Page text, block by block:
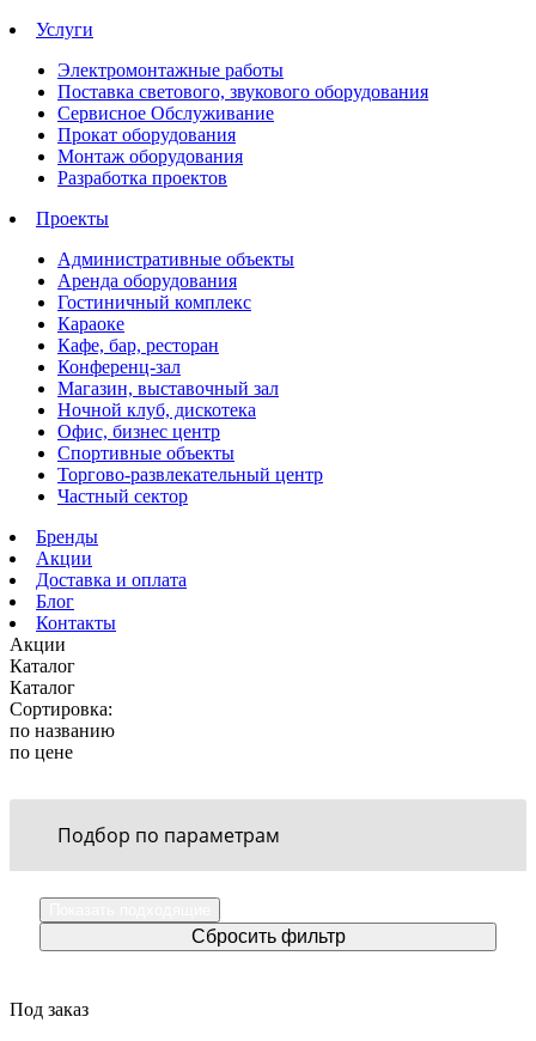
Услуги
Электромонтажные работы
Поставка светового, звукового оборудования
Сервисное Обслуживание
Прокат оборудования
Монтаж оборудования
Разработка проектов
Проекты
Административные объекты
Аренда оборудования
Гостиничный комплекс
Караоке
Кафе, бар, ресторан
Конференц-зал
Магазин, выставочный зал
Ночной клуб, дискотека
Офис, бизнес центр
Спортивные объекты
Торгово-развлекательный центр
Частный сектор
Бренды
Акции
Доставка и оплата
Блог
Контакты
Акции
Каталог
Каталог
Сортировка:
по названию
по цене
Подбор по параметрам
Под заказ